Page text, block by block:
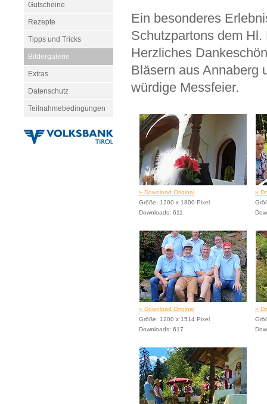
Gutscheine
Rezepte
Tipps und Tricks
Bildergalerie
Extras
Datenschutz
Teilnahmebedingungen
Ein besonderes
Schutzpartons dem
Herzliches
Bläsern aus Annaberg
würdige Messfeier.
» Download Original
Größe: 1200 x 1800 Pixel
Downloads: 611
»
» Download Original
Größe: 1200 x 1514 Pixel
Downloads: 617
»